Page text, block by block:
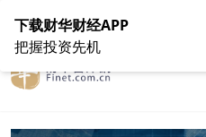
在线客服 关于我们
下载财华财经APP
把握投资先机